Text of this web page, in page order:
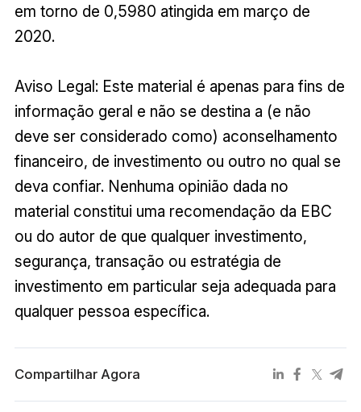
em torno de 0,5980 atingida em março de
2020.
Aviso Legal: Este material é apenas para fins de
informação geral e não se destina a (e não
deve ser considerado como) aconselhamento
financeiro, de investimento ou outro no qual se
deva confiar. Nenhuma opinião dada no
material constitui uma recomendação da EBC
ou do autor de que qualquer investimento,
segurança, transação ou estratégia de
investimento em particular seja adequada para
qualquer pessoa específica.
Compartilhar Agora